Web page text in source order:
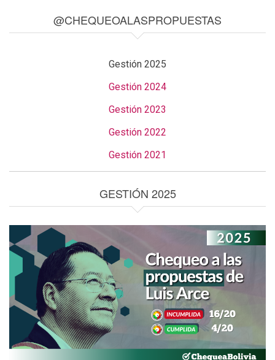
@CHEQUEOALASPROPUESTAS
Gestión 2025
Gestión 2024
Gestión 2023
Gestión 2022
Gestión 2021
GESTIÓN 2025